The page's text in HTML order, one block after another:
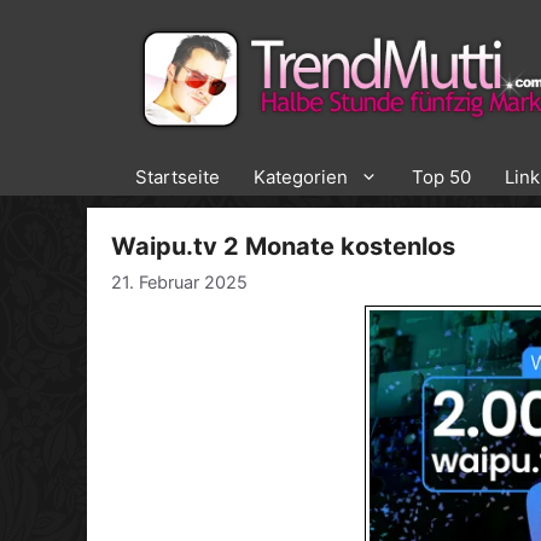
Startseite Kategorien Top 50
Waipu.tv 2 Monate kostenlos
21. Februar 2025